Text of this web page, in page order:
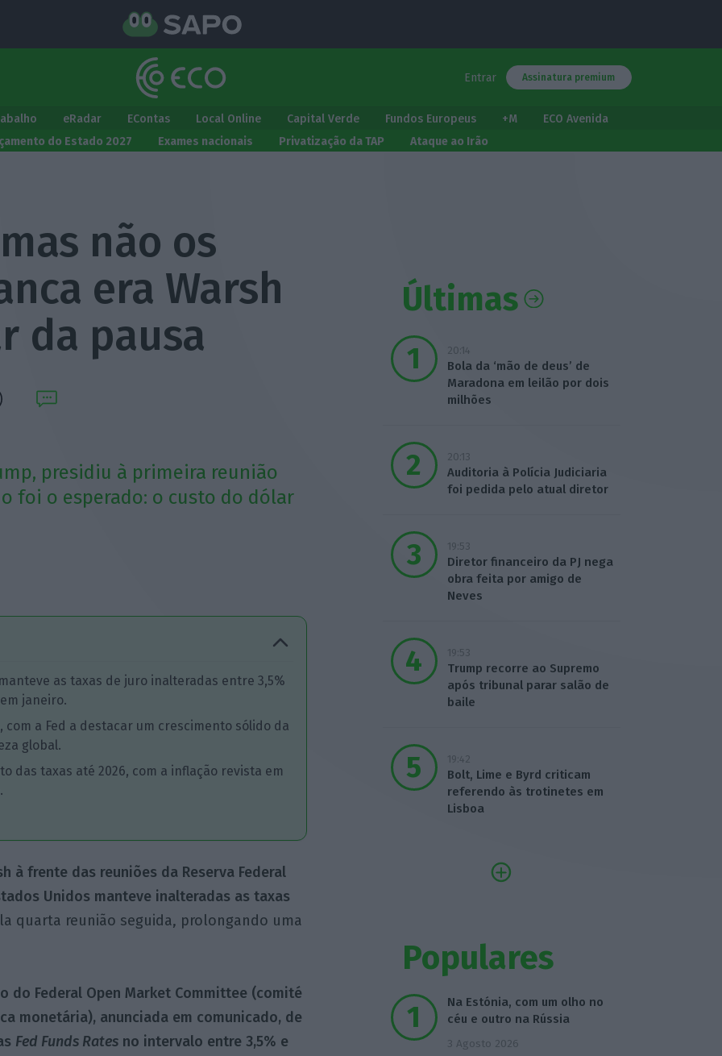
Entrar Assinatura premium
eRadar EContas Local Online Capital Verde Fundos Europeus +M
ECO Avenida
do Estado 2027 Exames nacionais Privatização da TAP Ataque ao Irão
não os
era Warsh
da pausa
presidiu à primeira reunião
foi o esperado: o custo do dólar
as taxas de juro inalteradas entre 3,5%
janeiro.
a Fed a destacar um crescimento sólido da
global.
das taxas até 2026, com a inflação revista em
à frente das reuniões da Reserva Federal
Unidos manteve inalteradas as taxas
quarta reunião seguida, prolongando uma
do Federal Open Market Committee (comité
monetária), anunciada em comunicado, de
Fed Funds Ratesno intervalo entre 3,5% e
Últimas
20:14
Bola da ‘mão de deus’ de
Maradona em leilão por dois
milhões
20:13
Auditoria à Polícia Judiciaria
foi pedida pelo atual diretor
19:53
Diretor financeiro da PJ nega
obra feita por amigo de
Neves
19:53
Trump recorre ao Supremo
após tribunal parar salão de
baile
19:42
Bolt, Lime e Byrd criticam
referendo às trotinetes em
Lisboa
Populares
Na Estónia, com um olho no
céu e outro na Rússia
3 Agosto 2026